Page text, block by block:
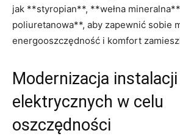
‌jak **styropian**, **wełna
poliuretanowa**, aby zapewnić sobie
energooszczędność i komfort
Modernizacja ‌instalacji
elektrycznych w ⁣celu⁤
oszczędności